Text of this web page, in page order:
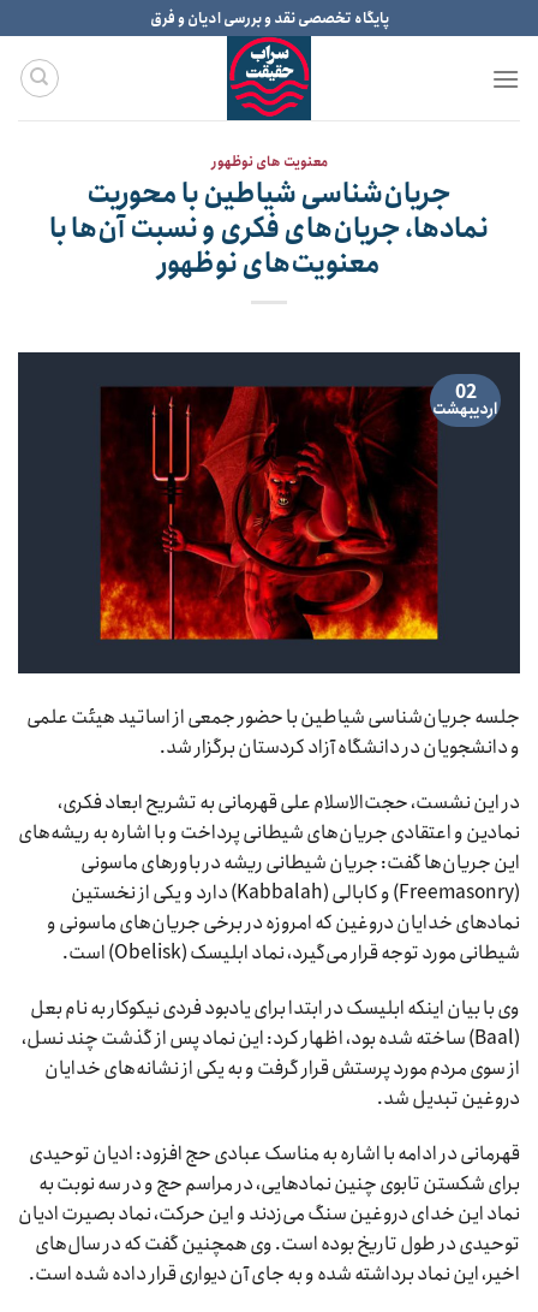
to
content
پایگاه تخصصی نقد و بررسی ادیان و فرق
معنویت های نوظهور
جریان‌شناسی شیاطین با محوریت
نمادها، جریان‌های فکری و نسبت آن‌ها با
معنویت‌های نوظهور
02
اردیبهشت
جلسه جریان‌شناسی شیاطین با حضور جمعی از اساتید هیئت علمی
و دانشجویان در دانشگاه آزاد کردستان برگزار شد.
در این نشست، حجت‌الاسلام علی قهرمانی به تشریح ابعاد فکری،
نمادین و اعتقادی جریان‌های شیطانی پرداخت و با اشاره به ریشه‌های
این جریان‌ها گفت: جریان شیطانی ریشه در باورهای ماسونی
(Freemasonry) و کابالی (Kabbalah) دارد و یکی از نخستین
نمادهای خدایان دروغین که امروزه در برخی جریان‌های ماسونی و
شیطانی مورد توجه قرار می‌گیرد، نماد ابلیسک (Obelisk) است.
وی با بیان اینکه ابلیسک در ابتدا برای یادبود فردی نیکوکار به نام بعل
(Baal) ساخته شده بود، اظهار کرد: این نماد پس از گذشت چند نسل،
از سوی مردم مورد پرستش قرار گرفت و به یکی از نشانه‌های خدایان
دروغین تبدیل شد.
قهرمانی در ادامه با اشاره به مناسک عبادی حج افزود: ادیان توحیدی
برای شکستن تابوی چنین نمادهایی، در مراسم حج و در سه نوبت به
نماد این خدای دروغین سنگ می‌زدند و این حرکت، نماد بصیرت ادیان
توحیدی در طول تاریخ بوده است. وی همچنین گفت که در سال‌های
اخیر، این نماد برداشته شده و به جای آن دیواری قرار داده شده است.